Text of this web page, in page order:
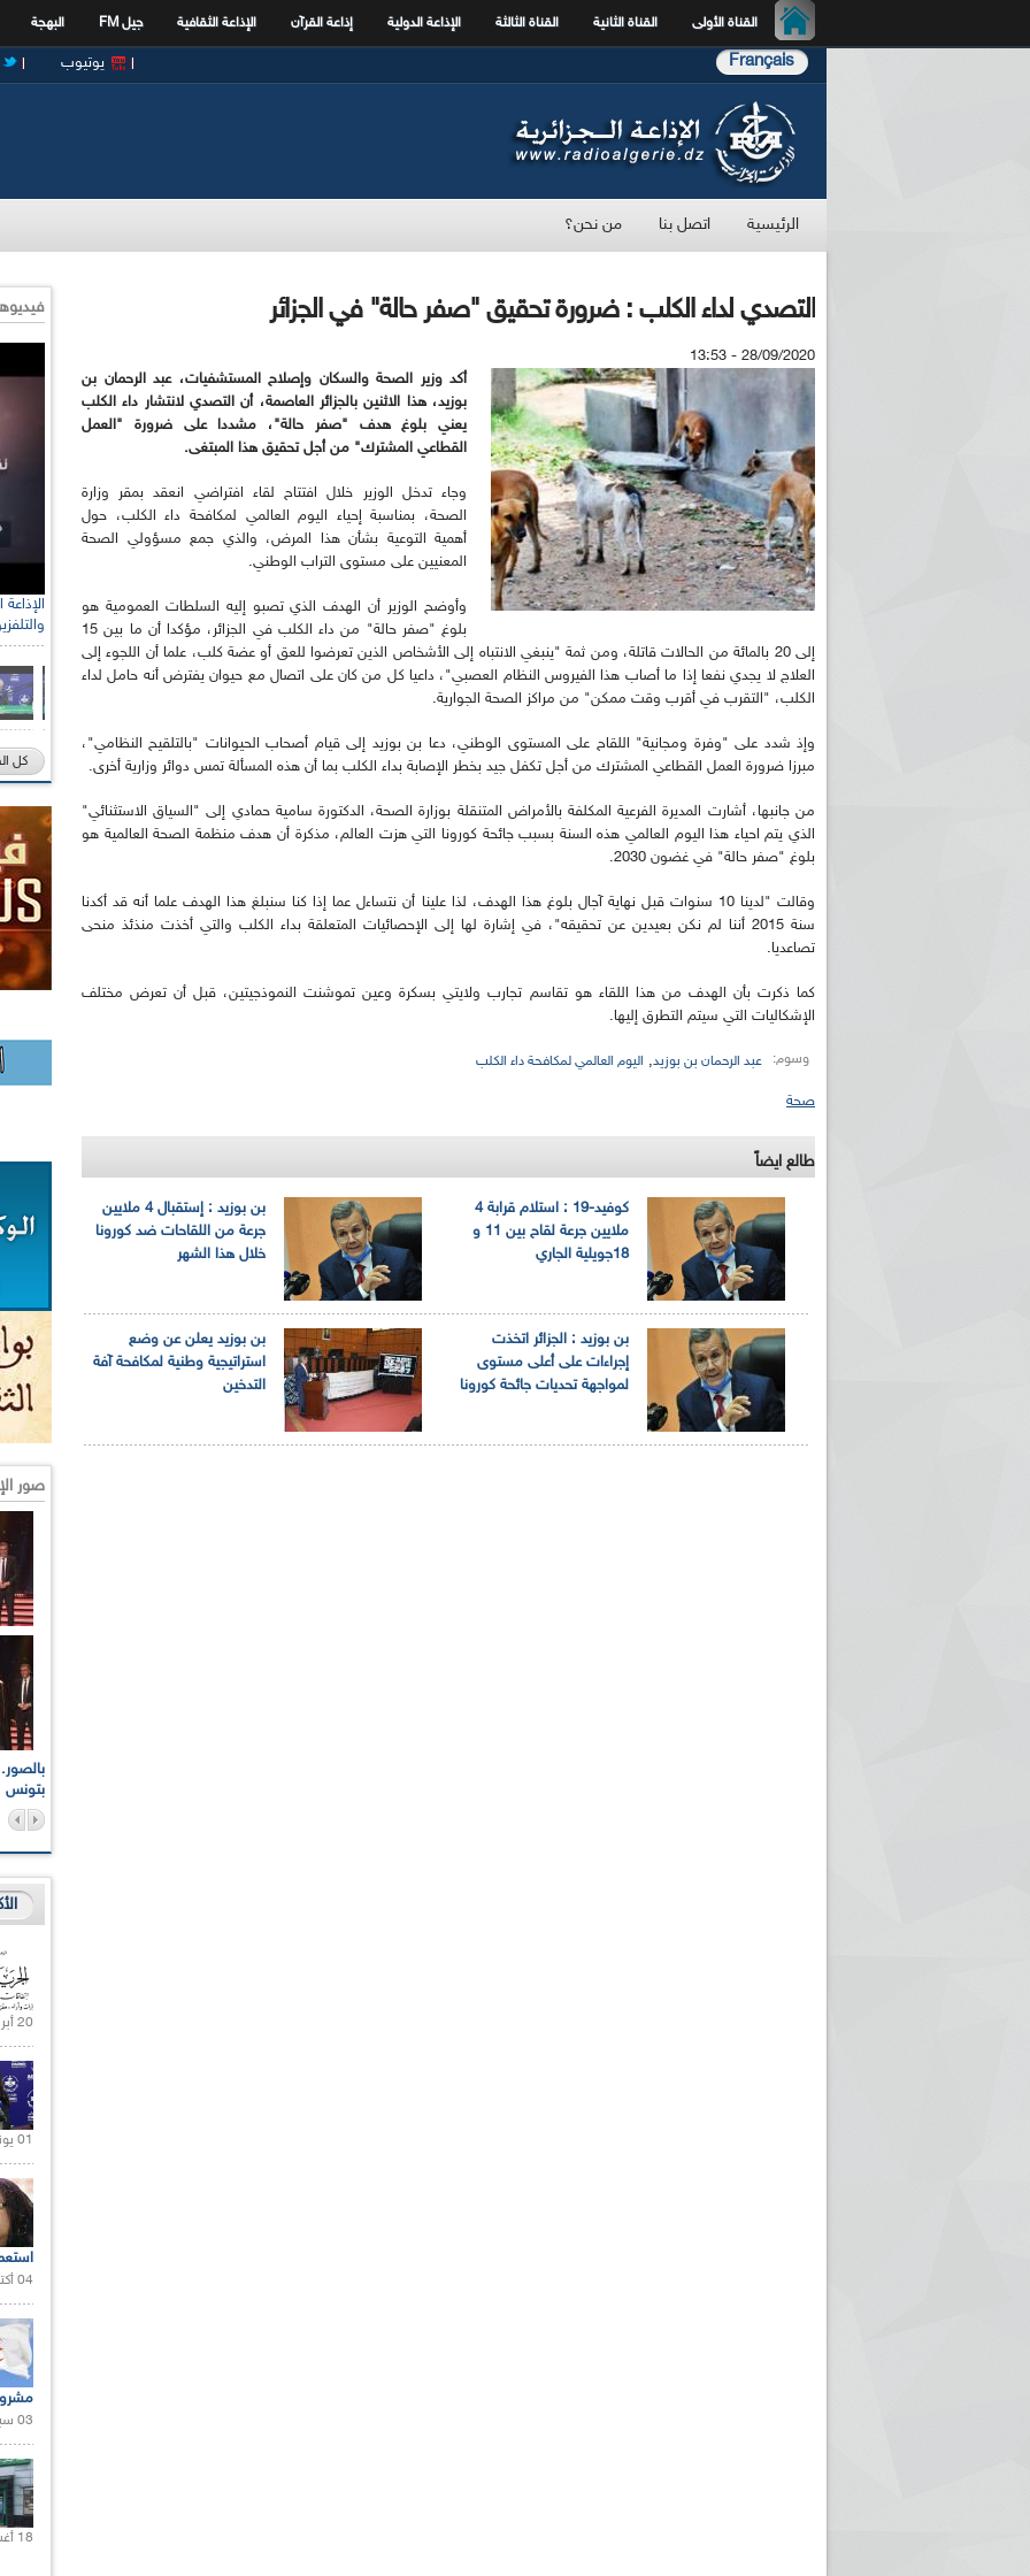
القناة الأولى القناة الثانية القناة الثالثة الإذاعة الدولية إذاعة القرآن الإذاعة الثقافية جيل FM البهجة
Français يوتيوب
الرئيسية اتصل بنا من نحن؟
التصدي لداء الكلب : ضرورة تحقيق "صفر حالة" في الجزائر
28/09/2020 - 13:53
أكد وزير الصحة والسكان وإصلاح المستشفيات، عبد الرحمان بن
بوزيد، هذا الاثنين بالجزائر العاصمة، أن التصدي لانتشار داء الكلب
يعني بلوغ هدف "صفر حالة"، مشددا على ضرورة "العمل
القطاعي المشترك" من أجل تحقيق هذا المبتغى.
وجاء تدخل الوزير خلال افتتاح لقاء افتراضي انعقد بمقر وزارة
الصحة، بمناسبة إحياء اليوم العالمي لمكافحة داء الكلب، حول
أهمية التوعية بشأن هذا المرض، والذي جمع مسؤولي الصحة
المعنيين على مستوى التراب الوطني.
وأوضح الوزير أن الهدف الذي تصبو إليه السلطات العمومية هو
بلوغ "صفر حالة" من داء الكلب في الجزائر، مؤكدا أن ما بين 15
إلى 20 بالمائة من الحالات قاتلة، ومن ثمة "ينبغي الانتباه إلى الأشخاص الذين تعرضوا للعق أو عضة كلب، علما أن اللجوء إلى
العلاج لا يجدي نفعا إذا ما أصاب هذا الفيروس النظام العصبي"، داعيا كل من كان على اتصال مع حيوان يفترض أنه حامل لداء
الكلب، "التقرب في أقرب وقت ممكن" من مراكز الصحة الجوارية.
وإذ شدد على "وفرة ومجانية" اللقاح على المستوى الوطني، دعا بن بوزيد إلى قيام أصحاب الحيوانات "بالتلقيح النظامي"،
مبرزا ضرورة العمل القطاعي المشترك من أجل تكفل جيد بخطر الإصابة بداء الكلب بما أن هذه المسألة تمس دوائر وزارية أخرى.
من جانبها، أشارت المديرة الفرعية المكلفة بالأمراض المتنقلة بوزارة الصحة، الدكتورة سامية حمادي إلى "السياق الاستثنائي"
الذي يتم احياء هذا اليوم العالمي هذه السنة بسبب جائحة كورونا التي هزت العالم، مذكرة أن هدف منظمة الصحة العالمية هو
بلوغ "صفر حالة" في غضون 2030.
وقالت "لدينا 10 سنوات قبل نهاية آجال بلوغ هذا الهدف، لذا علينا أن نتساءل عما إذا كنا سنبلغ هذا الهدف علما أنه قد أكدنا
سنة 2015 أننا لم نكن بعيدين عن تحقيقه"، في إشارة لها إلى الإحصائيات المتعلقة بداء الكلب والتي أخذت منذئذ منحى
تصاعديا.
كما ذكرت بأن الهدف من هذا اللقاء هو تقاسم تجارب ولايتي بسكرة وعين تموشنت النموذجيتين، قبل أن تعرض مختلف
الإشكاليات التي سيتم التطرق إليها.
وسوم: عبد الرحمان بن بوزيد, اليوم العالمي لمكافحة داء الكلب
صحة
طالع ايضاً
بن بوزيد : إستقبال 4 ملايين
جرعة من اللقاحات ضد كورونا
خلال هذا الشهر
كوفيد-19 : استلام قرابة 4
ملايين جرعة لقاح بين 11 و
18جويلية الجاري
بن بوزيد يعلن عن وضع
استراتيجية وطنية لمكافحة آفة
التدخين
بن بوزيد : الجزائر اتخذت
إجراءات على أعلى مستوى
لمواجهة تحديات جائحة كورونا
كل
صور
بتونس
20 أبريل 2021 |
01 يونيو 2021 |
04 أكتوبر 2020 |
03 سبتمبر 2020 |
18 أغسطس 2020 |